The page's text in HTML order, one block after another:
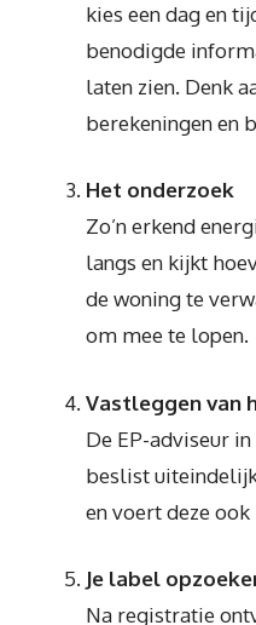
kies een dag en
benodigde
laten zien. Denk
berekeningen en
Het onderzoek
Zo’n erkend
langs en kijkt
de woning te
om mee te lopen.
Vastleggen van
De EP-adviseur
beslist
en voert deze
Je label
Na registratie